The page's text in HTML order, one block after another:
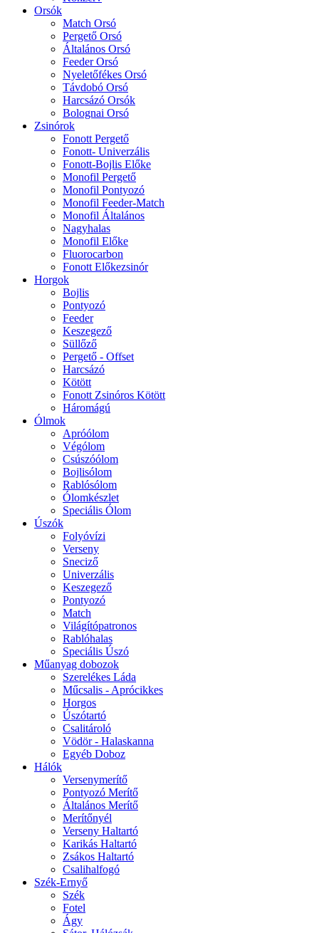
Orsók
Match Orsó
Pergető Orsó
Általános Orsó
Feeder Orsó
Nyeletőfékes Orsó
Távdobó Orsó
Harcsázó Orsók
Bolognai Orsó
Zsinórok
Fonott Pergető
Fonott- Univerzális
Fonott-Bojlis Előke
Monofil Pergető
Monofil Pontyozó
Monofil Feeder-Match
Monofil Általános
Nagyhalas
Monofil Előke
Fluorocarbon
Fonott Előkezsinór
Horgok
Bojlis
Pontyozó
Feeder
Keszegező
Süllőző
Pergető - Offset
Harcsázó
Kötött
Fonott Zsinóros Kötött
Háromágú
Ólmok
Apróólom
Végólom
Csúszóólom
Bojlisólom
Rablósólom
Ólomkészlet
Speciális Ólom
Úszók
Folyóvízi
Verseny
Sneciző
Univerzális
Keszegező
Pontyozó
Match
Világítópatronos
Rablóhalas
Speciális Úszó
Műanyag dobozok
Szerelékes Láda
Műcsalis - Aprócikkes
Horgos
Úszótartó
Csalitároló
Vödör - Halaskanna
Egyéb Doboz
Hálók
Versenymerítő
Pontyozó Merítő
Általános Merítő
Merítőnyél
Verseny Haltartó
Karikás Haltartó
Zsákos Haltartó
Csalihalfogó
Szék-Ernyő
Szék
Fotel
Ágy